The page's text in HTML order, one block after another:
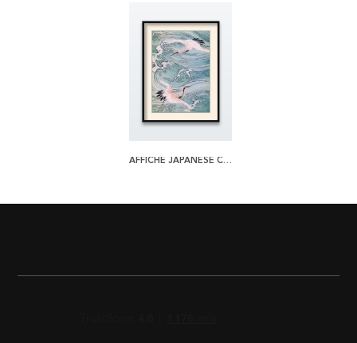
AFFICHE JAPANESE CRANES